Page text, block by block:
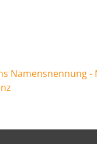
Namensnennung